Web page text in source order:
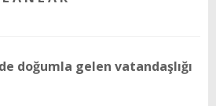
doğumla gelen vatandaşlığı